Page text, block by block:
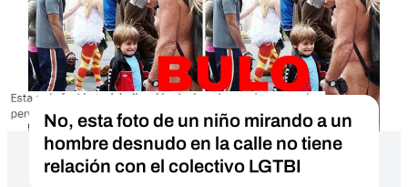
No, esta foto de un niño mirando a un
hombre desnudo en la calle no tiene
relación con el colectivo LGTBI